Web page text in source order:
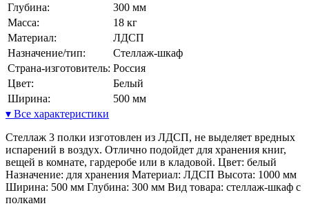
Глубина:
300 мм
Масса:
18 кг
Материал:
ЛДСП
Назначение/тип:
Стеллаж-шкаф
Страна-изготовитель: Россия
Цвет:
Белый
Ширина:
500 мм
▾ Все характеристики
Стеллаж 3 полки изготовлен из ЛДСП, не выделяет вредных
испарений в воздух. Отлично подойдет для хранения книг,
вещей в комнате, гардеробе или в кладовой. Цвет: белый
Назначение: для хранения Материал: ЛДСП Высота: 1000 мм
Ширина: 500 мм Глубина: 300 мм Вид товара: стеллаж-шкаф с
полками